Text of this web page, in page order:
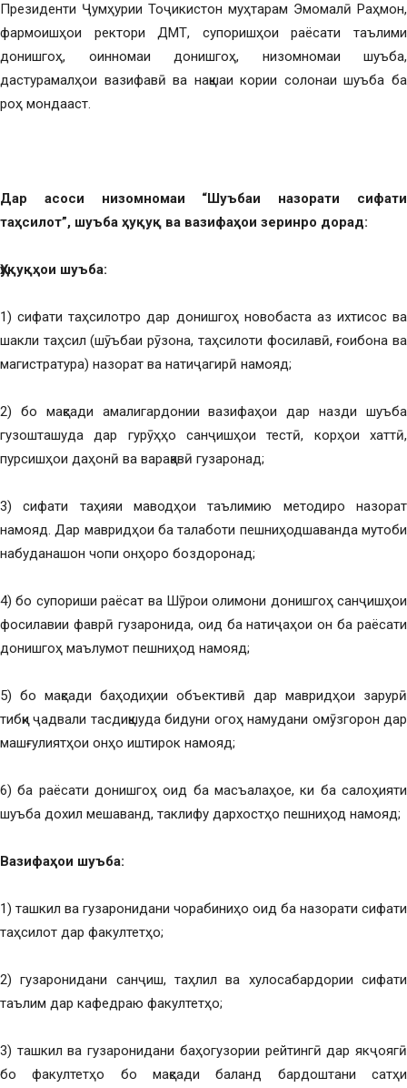
Президенти Ҷумҳурии Тоҷикистон муҳтарам Эмомалӣ Раҳмон,
фармоишҳои ректори ДМТ, супоришҳои раёсати таълими
донишгоҳ, оинномаи донишгоҳ, низомномаи шуъба,
дастурамалҳои вазифавӣ ва нақшаи кории солонаи шуъба ба
роҳ мондааст.
Дар асоси низомномаи “Шуъбаи назорати сифати
таҳсилот”, шуъба ҳуқуқ ва вазифаҳои зеринро дорад:
Ҳуқуқҳои шуъба:
1) сифати таҳсилотро дар донишгоҳ новобаста аз ихтисос ва
шакли таҳсил (шӯъбаи рӯзона, таҳсилоти фосилавӣ, ғоибона ва
магистратура) назорат ва натиҷагирӣ намояд;
2) бо мақсади амалигардонии вазифаҳои дар назди шуъба
гузошташуда дар гурӯҳҳо санҷишҳои тестӣ, корҳои хаттӣ,
пурсишҳои даҳонӣ ва варақавӣ гузаронад;
3) сифати таҳияи маводҳои таълимию методиро назорат
намояд. Дар мавридҳои ба талаботи пешниҳодшаванда мутобиқ
набуданашон чопи онҳоро боздоронад;
4) бо супориши раёсат ва Шӯрои олимони донишгоҳ санҷишҳои
фосилавии фаврӣ гузаронида, оид ба натиҷаҳои он ба раёсати
донишгоҳ маълумот пешниҳод намояд;
5) бо мақсади баҳодиҳии объективӣ дар мавридҳои зарурӣ
тибқи ҷадвали тасдиқшуда бидуни огоҳ намудани омӯзгорон дар
машғулиятҳои онҳо иштирок намояд;
6) ба раёсати донишгоҳ оид ба масъалаҳое, ки ба салоҳияти
шуъба дохил мешаванд, таклифу дархостҳо пешниҳод намояд;
Вазифаҳои шуъба:
1) ташкил ва гузаронидани чорабиниҳо оид ба назорати сифати
таҳсилот дар факултетҳо;
2) гузаронидани санҷиш, таҳлил ва хулосабардории сифати
таълим дар кафедраю факултетҳо;
3) ташкил ва гузаронидани баҳогузории рейтингӣ дар якҷоягӣ
бо факултетҳо бо мақсади баланд бардоштани сатҳи